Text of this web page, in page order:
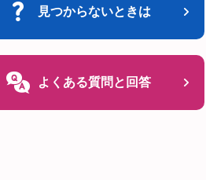
見つからないときは
よくある質問と回答